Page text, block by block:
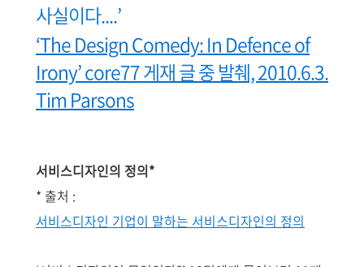
사실이다....’
‘The Design Comedy: In Defence of
Irony’ core77 게재 글 중 발췌, 2010.6.3.
Tim Parsons
서비스디자인의 정의*
* 출처 :
서비스디자인 기업이 말하는 서비스디자인의 정의